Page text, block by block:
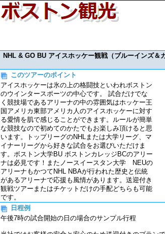
NHL & GO BU アイスホッケー観戦（ブルーインズ＆
このツアーのポイント
アイスホッケーは氷の上の格闘技といわれボストン
のウインタースポーツの中心です。 試合だけでな
く競技場であるアリーナの中の雰囲気はホッケー王
国アメリカ東部アメリカ人のアイスホッケーに対す
る愛情を肌で感じることができます。ルールが簡単
な競技なので初めてのかたでもお楽しみ頂けると思
います。トップリーグのNHLまたは大学リーグ、マ
イナーリーグから好きな試合をお選びいただけま
す。ボストン大学BU ボストンカレッジBCのアリー
ナは必見です！またノースイースタン大学 NEUの
アリーナもかつてNHL NBAが行われた歴史と伝統
があるアリーナで応援も風情があります。送迎付き
観戦ツアーまたはチケットだけの手配どちらも可能
です。
日程例
午後7時の試合開始の日の場合のサンプル行程